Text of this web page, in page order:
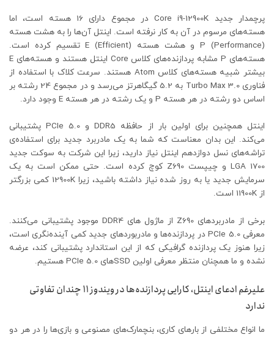
پرچمدار جدید Core i9-12900K در مجموع دارای 16 هسته است، اما
هسته‌های مرسوم در آن به کار نرفته است. اینتل آن‌ها را به هشت هسته
P (Performance) و هشت هسته E (Efficient) تقسیم کرده است.
هسته‌های P مشابه پردازنده‌های کلاس Core اینتل هستند و هسته‌های E
بیشتر شبیه هسته‌های کلاس Atom هستند. سرعت کلاک با استفاده از
فناوری Turbo Max 3.0 به 5.2 گیگاهرتز می‌رسد و در مجموع 24 رشته بر
اساس دو رشته در هر هسته P و یک رشته در هر هسته E وجود دارد.
اینتل همچنین برای اولین بار از حافظه DDR5 و PCIe 5.0 پشتیبانی
می‌کند. این بدان معناست که شما به یک مادربرد جدید برای استفاده‌ی
تراشه‌های نسل دوازدهم اینتل نیاز دارید، زیرا این شرکت به سوکت جدید
LGA 1700 و چیپست Z690 کوچ کرده است. حتی ممکن است به یک
سرمایش جدید یا به روز شده نیاز داشته باشید، زیرا 12900K کمی بزرگتر
از 11900K است.
برخی از مادربردهای Z690 از ماژول های DDR4 موجود پشتیبانی می‌کنند.
معرفی PCIe 5.0 در پردازنده‌ها و مادربورد‌های جدید کمی آینده‌نگری است،
زیرا هنوز یک پردازنده گرافیکی که از این استاندارد پشتیبانی کند، عرضه
نشده و ما همچنان منتظر معرفی اولین SSD‌های PCIe 5.0 هستیم.
علیرغم ادعای اینتل، کارایی پردازنده‌ها در ویندوز 11 چندان تفاوتی
ندارد
ما انواع مختلفی از بارهای کاری، بنچمارک‌های مصنوعی و بازی‌ها را در هر دو